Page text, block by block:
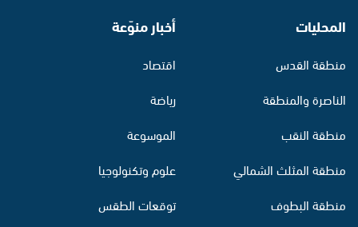
المحليات
منطقة القدس
الناصرة والمنطقة
منطقة النقب
منطقة المثلث الشمالي
منطقة البطوف
أخبار منوّعة
اقتصاد
رياضة
الموسوعة
علوم وتكنولوجيا
توقعات الطقس